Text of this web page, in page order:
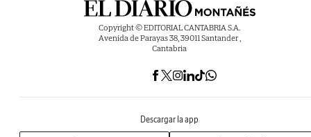
Copyright © EDITORIAL CANTABRIA S.A.
Avenida de Parayas 38, 39011 Santander ,
Cantabria
Descargar la app